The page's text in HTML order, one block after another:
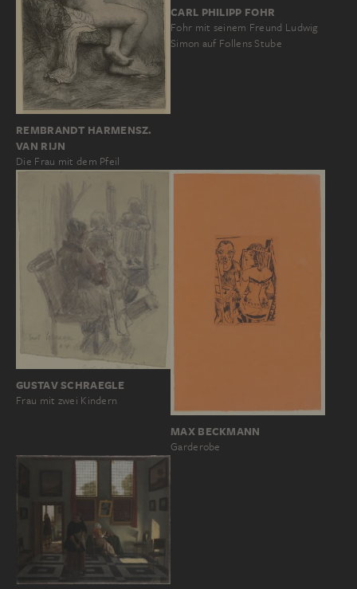
REMBRANDT HARMENSZ.
VAN RIJN
Die Frau mit dem Pfeil
CARL PHILIPP FOHR
Fohr mit seinem Freund Ludwig
Simon auf Follens Stube
GUSTAV SCHRAEGLE
Frau mit zwei Kindern
MAX BECKMANN
Garderobe